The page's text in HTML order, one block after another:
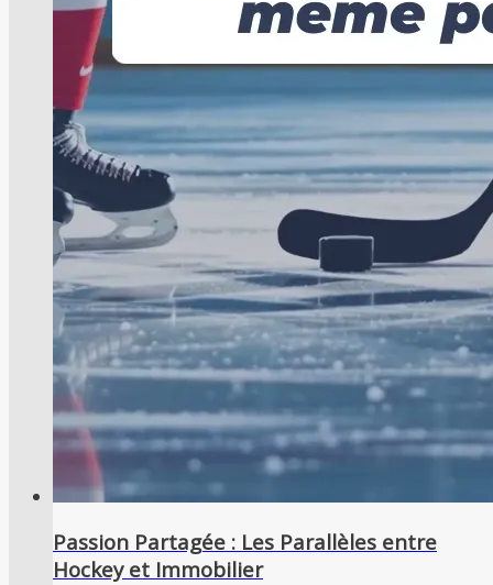
Passion Partagée : Les Parallèles entre
Hockey et Immobilier